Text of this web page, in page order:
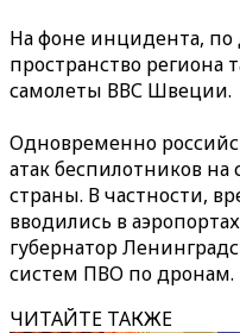
На фоне инцидента,
пространство региона
самолеты ВВС Швеции.
Одновременно
атак беспилотников
страны. В частности,
вводились в
губернатор
систем ПВО по дронам.
ЧИТАЙТЕ ТАКЖЕ